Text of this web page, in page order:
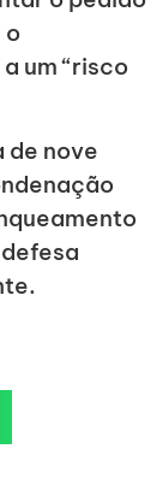
o
um “risco
de nove